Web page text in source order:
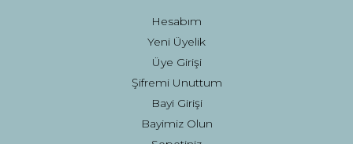
Hesabım
Yeni Üyelik
Üye Girişi
Şifremi Unuttum
Bayi Girişi
Bayimiz Olun